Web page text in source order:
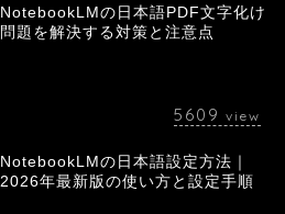
NotebookLMの日本語PDF文字化け
問題を解決する対策と注意点
5609 view
NotebookLMの日本語設定方法｜
2026年最新版の使い方と設定手順
会社概要